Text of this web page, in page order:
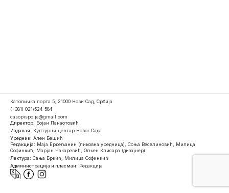
Католичка порта 5, 21000 Нови Сад, Србија
(+381) 021/524-584
casopispolja@gmail.com
Директор: Бојан Панаотовић
Издавач: Културни центар Новог Сада
Уредник: Ален Бешић
Редакција: Маја Ердељанин (ликовна уредница), Соња Веселиновић, Милица
Софинкић, Марјан Чакаревић, Огњен Клисара (дизајнер)
Лектура: Сања Бркић, Милица Софинкић
Администрација и пласман: Редакција